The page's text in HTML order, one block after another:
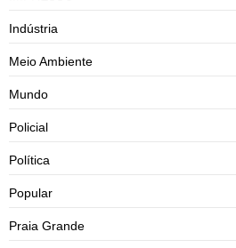
Indústria
Meio Ambiente
Mundo
Policial
Política
Popular
Praia Grande